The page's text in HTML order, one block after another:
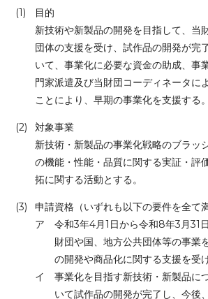
(1)
目的
新技術や新製品の開発を目指して、当
団体の支援を受け、試作品の開発が完
いて、事業化に必要な資金の助成、事
門家派遣及び当財団コーディネータに
ことにより、早期の事業化を支援する。
(2)
対象事業
新技術・新製品の事業化戦略のブラッ
の機能・性能・品質に関する実証・評
拓に関する活動とする。
(3)
申請資格（いずれも以下の要件を全て
ア
令和3年4月1日から令和8年3月31
財団や国、地方公共団体等の事業
の開発や商品化に関する支援を受
イ
事業化を目指す新技術・新製品に
いて試作品の開発が完了し、今後